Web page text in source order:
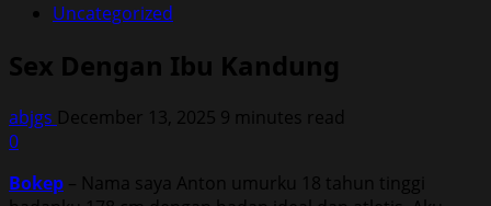
Uncategorized
Sex Dengan Ibu Kandung
abjgs December 13, 2025 9 minutes read
0
Bokep – Nama saya Anton umurku 18 tahun tinggi